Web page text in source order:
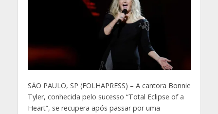
SÃO PAULO, SP (FOLHAPRESS) – A cantora Bonnie
Tyler, conhecida pelo sucesso “Total Eclipse of a
Heart”, se recupera após passar por uma